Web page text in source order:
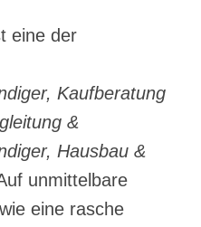
eine der
Kaufberatung
&
Hausbau &
unmittelbare
eine rasche